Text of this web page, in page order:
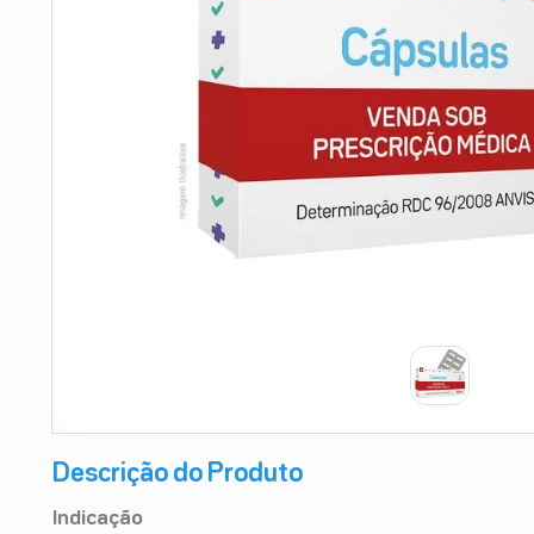
Descrição do Produto
Indicação
shampoo